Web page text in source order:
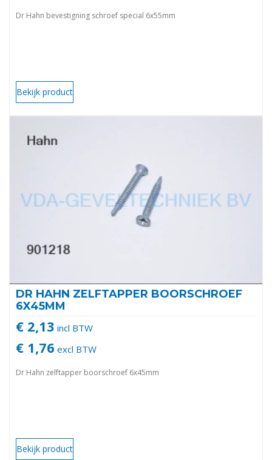
Dr Hahn bevestigning schroef special 6x55mm
Bekijk product
DR HAHN ZELFTAPPER BOORSCHROEF
6X45MM
€ 2,13 incl BTW
€ 1,76 excl BTW
Dr Hahn zelftapper boorschroef 6x45mm
Bekijk product